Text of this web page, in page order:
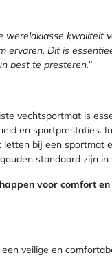
wereldklasse kwaliteit
ervaren. Dit is
best te presteren.”
vechtsportmat is
en sportprestaties.
letten bij een sportmat
standaard zijn
voor comfort
veilige en